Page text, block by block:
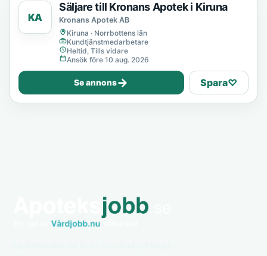
KA
Säljare till Kronans Apotek i Kiruna
Kronans Apotek AB
Kiruna · Norrbottens län
Kundtjänstmedarbetare
Heltid, Tills vidare
Ansök före 10 aug. 2026
Se annons→ Spara♡